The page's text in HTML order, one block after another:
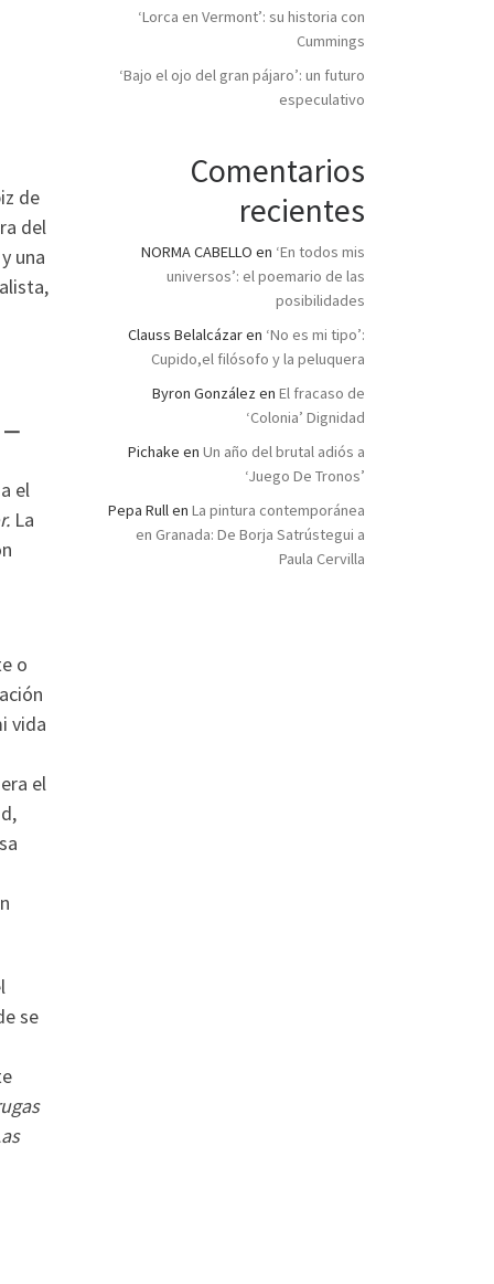
de
del
una
—
el
La
o
vida
el
se
‘Lorca en Vermont’: su historia con
Cummings
‘Bajo el ojo del gran pájaro’: un futuro
especulativo
Comentarios
recientes
NORMA CABELLO en ‘En todos mis
universos’: el poemario de las
posibilidades
Clauss Belalcázaren ‘No es mi tipo’:
Cupido,el filósofo y la peluquera
Byron González en El fracaso de
‘Colonia’ Dignidad
Pichake en Un año del brutal adiós a
‘Juego De Tronos’
Pepa Rullen La pintura contemporánea
en Granada: De Borja Satrústegui a
Paula Cervilla